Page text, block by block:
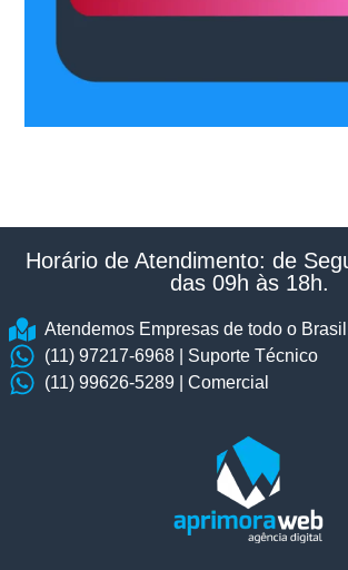
Horário de Atendimento: de
das 09h às 18h.​
Atendemos Empresas de todo o
(11) 97217-6968 | Suporte Técnico
(11) 99626-5289 | Comercial